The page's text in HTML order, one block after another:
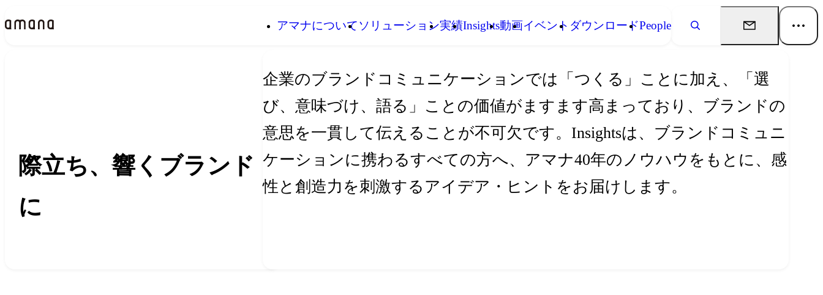
アマナについてソリューション実績Insights動画イベント ダウンロードPeople
Insights インサイト
際立ち、響くブランド
に
企業のブランドコミュニケーションでは「つくる」ことに加え、「選
び、意味づけ、語る」ことの価値がますます高まっており、ブランドの
意思を一貫して伝えることが不可欠です。Insightsは、ブランドコミュニ
ケーションに携わるすべての方へ、アマナ40年のノウハウをもとに、感
性と創造力を刺激するアイデア・ヒントをお届けします。